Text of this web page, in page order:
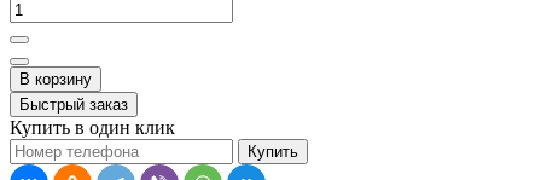
В корзину
Быстрый заказ
Купить в один клик
Купить